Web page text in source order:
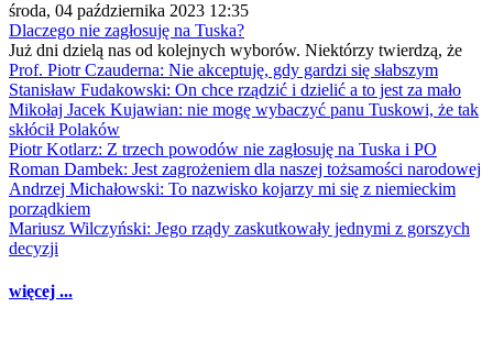
środa, 04 października 2023 12:35
Dlaczego nie zagłosuję na Tuska?
Już dni dzielą nas od kolejnych wyborów. Niektórzy twierdzą, że
Prof. Piotr Czauderna: Nie akceptuję, gdy gardzi się słabszym
Stanisław Fudakowski: On chce rządzić i dzielić a to jest za mało
Mikołaj Jacek Kujawian: nie mogę wybaczyć panu Tuskowi, że tak
skłócił Polaków
Piotr Kotlarz: Z trzech powodów nie zagłosuję na Tuska i PO
Roman Dambek: Jest zagrożeniem dla naszej tożsamości narodowej
Andrzej Michałowski: To nazwisko kojarzy mi się z niemieckim
porządkiem
Mariusz Wilczyński: Jego rządy zaskutkowały jednymi z gorszych
decyzji
więcej ...